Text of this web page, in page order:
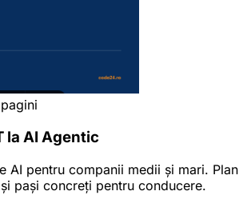
la AI Agentic
AI pentru companii medii și mari. Plan
pași concreți pentru conducere.